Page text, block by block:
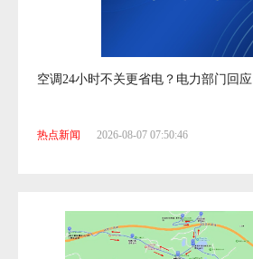
空调24小时不关更省电？电力部门回应
热点新闻 2026-08-07 07:50:46